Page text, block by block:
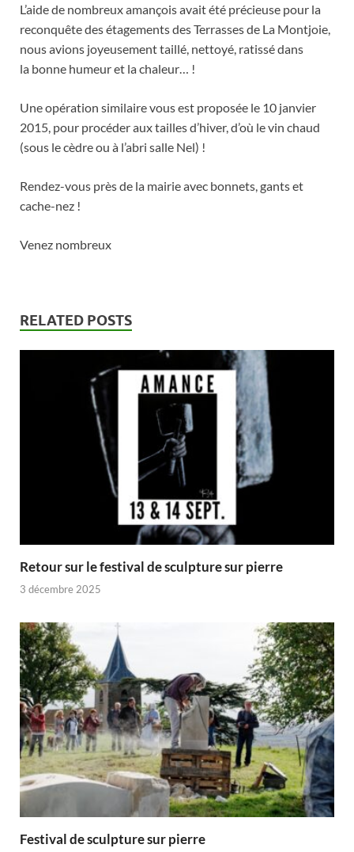
L’aide de nombreux amançois avait été précieuse pour la
reconquête des étagements des Terrasses de La Montjoie,
nous avions joyeusement taillé, nettoyé, ratissé dans
la bonne humeur et la chaleur… !
Une opération similaire vous est proposée le 10 janvier
2015, pour procéder aux tailles d’hiver, d’où le vin chaud
(sous le cèdre ou à l’abri salle Nel) !
Rendez-vous près de la mairie avec bonnets, gants et
cache-nez !
Venez nombreux
RELATED POSTS
Retour sur le festival de sculpture sur pierre
3 décembre 2025
Festival de sculpture sur pierre